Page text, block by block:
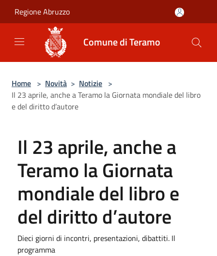
Regione Abruzzo
Comune di Teramo
Home > Novità > Notizie >
Il 23 aprile, anche a Teramo la Giornata mondiale del libro
e del diritto d’autore
Il 23 aprile, anche a
Teramo la Giornata
mondiale del libro e
del diritto d’autore
Dieci giorni di incontri, presentazioni, dibattiti. Il
programma